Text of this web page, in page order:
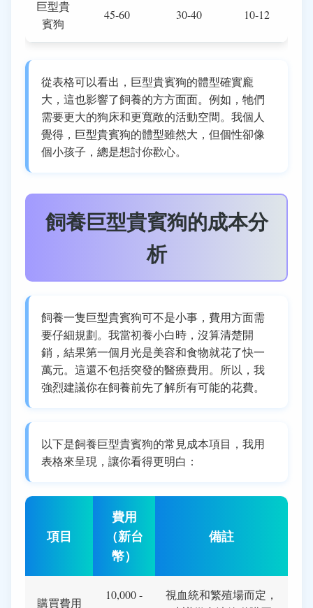
巨型貴
賓狗
45-60 30-40 10-12
從表格可以看出，巨型貴賓狗的體型確實龐
大，這也影響了飼養的方方面面。例如，牠們
需要更大的狗床和更寬敞的活動空間。我個人
覺得，巨型貴賓狗的體型雖然大，但個性卻像
個小孩子，總是想討你歡心。
飼養巨型貴賓狗的成本分
析
飼養一隻巨型貴賓狗可不是小事，費用方面需
要仔細規劃。我當初養小白時，沒算清楚開
銷，結果第一個月光是美容和食物就花了快一
萬元。這還不包括突發的醫療費用。所以，我
強烈建議你在飼養前先了解所有可能的花費。
以下是飼養巨型貴賓狗的常見成本項目，我用
表格來呈現，讓你看得更明白：
項目
費用
（新台
幣）
備註
購買費用
10,000 -
視血統和繁殖場而定，